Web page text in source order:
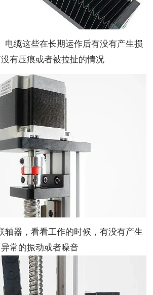
电缆这些在长期运作后有没有产生损
有压痕或者被拉扯的情况
轴器，看看工作的时候，有没有产生
异常的振动或者噪音